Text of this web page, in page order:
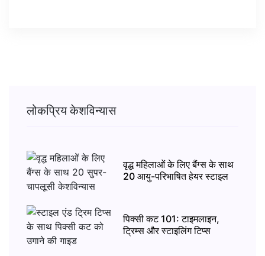
लोकप्रिय केशविन्यास
वृद्ध महिलाओं के लिए बैंग्स के साथ
20 आयु-परिभाषित हेयर स्टाइल
पिक्सी कट 101: टाइमलाइन,
ट्रिम्स और स्टाइलिंग टिप्स